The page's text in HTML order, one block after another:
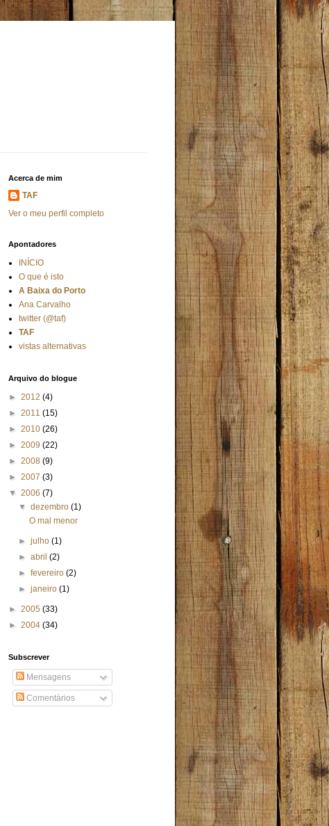
Acerca de mim
TAF
Ver o meu perfil completo
Apontadores
INÍCIO
O que é isto
A Baixa do Porto
Ana Carvalho
twitter (@taf)
TAF
vistas alternativas
Arquivo do blogue
► 2012 (4)
► 2011 (15)
► 2010 (26)
► 2009 (22)
► 2008 (9)
► 2007 (3)
▼ 2006 (7)
▼dezembro(1)
O mal menor
►julho(1)
►abril(2)
►fevereiro(2)
►janeiro(1)
► 2005 (33)
► 2004 (34)
Subscrever
Mensagens
Comentários